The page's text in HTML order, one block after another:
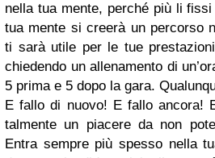
nella tua mente, perché più li
tua mente si creerà un percorso
ti sarà utile per le tue
chiedendo un allenamento di
5 prima e 5 dopo la gara.
E fallo di nuovo! E fallo ancora!
talmente un piacere da non
Entra sempre più spesso nella